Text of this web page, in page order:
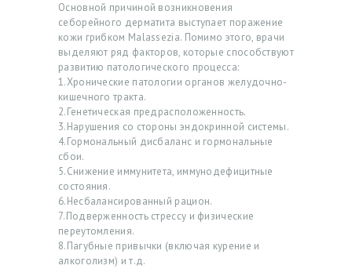
Основной причиной возникновения
себорейного дерматита выступает поражение
кожи грибком Malassezia. Помимо этого, врачи
выделяют ряд факторов, которые способствуют
развитию патологического процесса:
1.Хронические патологии органов желудочно-
кишечного тракта.
2.Генетическая предрасположенность.
3.Нарушения со стороны эндокринной системы.
4.Гормональный дисбаланс и гормональные
сбои.
5.Снижение иммунитета, иммунодефицитные
состояния.
6.Несбалансированный рацион.
7.Подверженность стрессу и физические
переутомления.
8.Пагубные привычки (включая курение и
алкоголизм) и т.д.